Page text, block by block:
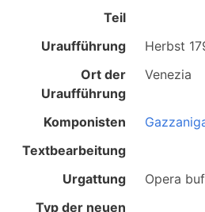
Teil
Uraufführung
Herbst
Ort der
Uraufführung
Venezia
Komponisten
Textbearbeitung
Urgattung
Opera
Typ der neuen